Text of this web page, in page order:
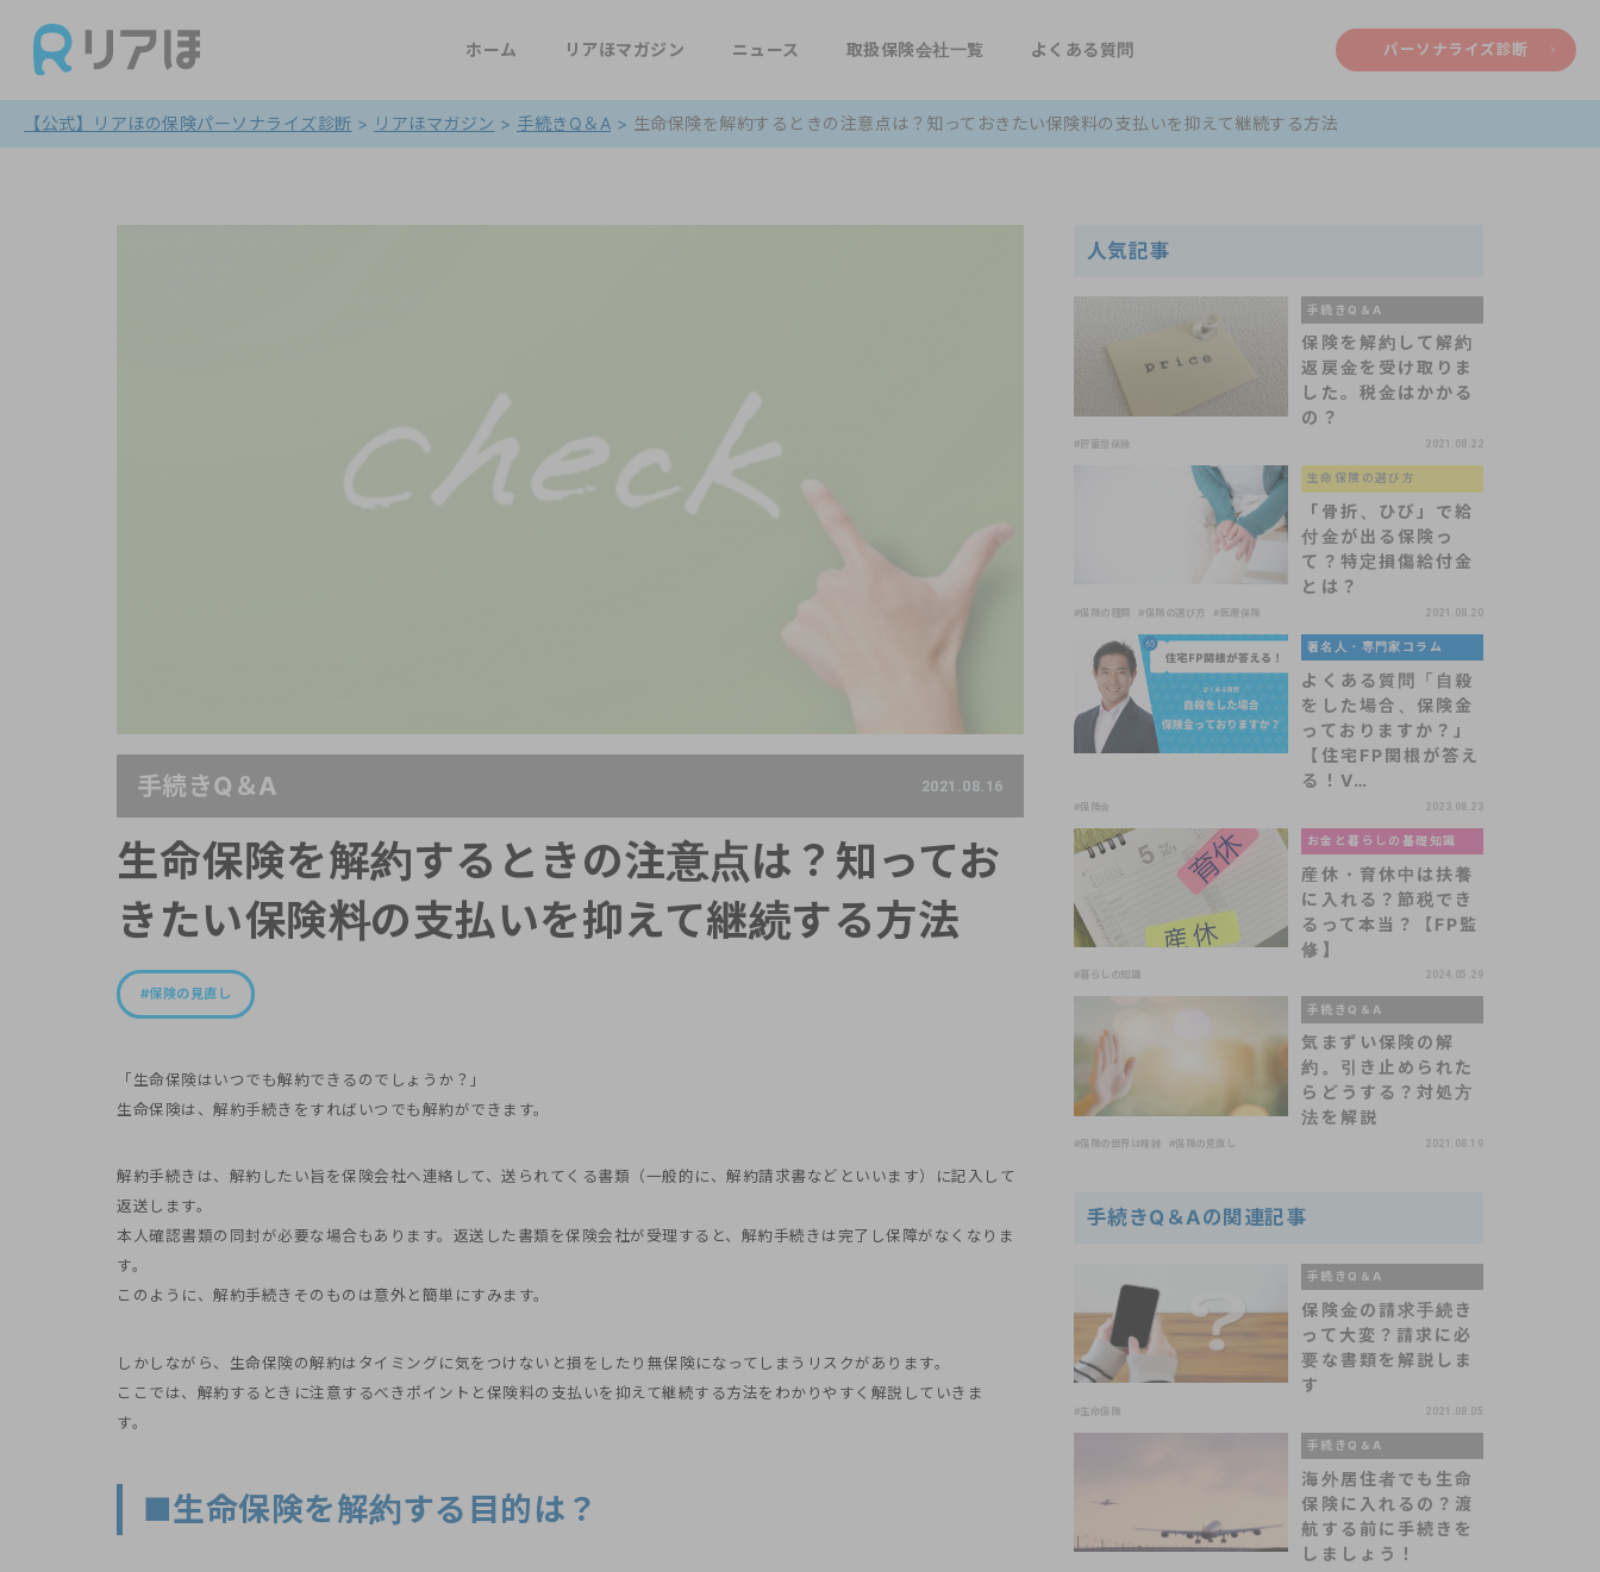
ホーム リアほマガジン ニュース 取扱保険会社一覧 よくある質問 パーソナライズ診断
【公式】リアほの保険パーソナライズ診断 > リアほマガジン > 手続きQ＆A > 生命保険を解約するときの注意点は？知っておきたい保険料の支払いを抑えて継続する方法
手続きQ＆A 2021.08.16
生命保険を解約するときの注意点は？知ってお
きたい保険料の支払いを抑えて継続する方法
保険の見直し
「生命保険はいつでも解約できるのでしょうか？」
生命保険は、解約手続きをすればいつでも解約ができます。
解約手続きは、解約したい旨を保険会社へ連絡して、送られてくる書類（一般的に、解約請求書などといいます）に記入して
返送します。
本人確認書類の同封が必要な場合もあります。返送した書類を保険会社が受理すると、解約手続きは完了し保障がなくなりま
す。
このように、解約手続きそのものは意外と簡単にすみます。
しかしながら、生命保険の解約はタイミングに気をつけないと損をしたり無保険になってしまうリスクがあります。
ここでは、解約するときに注意するべきポイントと保険料の支払いを抑えて継続する方法をわかりやすく解説していきま
す。
■生命保険を解約する目的は？
人気記事
手続きQ＆A
保険を解約して解約
返戻金を受け取りま
した。税金はかかる
の？
#貯蓄型保険 2021.08.22
生命保険の選び方
「骨折、ひび」で給
付金が出る保険っ
て？特定損傷給付金
とは？
#保険の種類 #保険の選び方 #医療保険 2021.08.20
著名人・専門家コラム
よくある質問「自殺
をした場合、保険金
っておりますか？」
【住宅FP関根が答え
る！V…
#保険金 2023.08.23
お金と暮らしの基礎知識
産休・育休中は扶養
に入れる？節税でき
るって本当？【FP監
修】
#暮らしの知識 2024.05.29
手続きQ＆A
気まずい保険の解
約。引き止められた
らどうする？対処方
法を解説
#保険の世界は複雑 #保険の見直し 2021.08.19
手続きQ＆Aの関連記事
手続きQ＆A
保険金の請求手続き
って大変？請求に必
要な書類を解説しま
す
#生命保険 2021.08.05
手続きQ＆A
海外居住者でも生命
保険に入れるの？渡
航する前に手続きを
しましょう！